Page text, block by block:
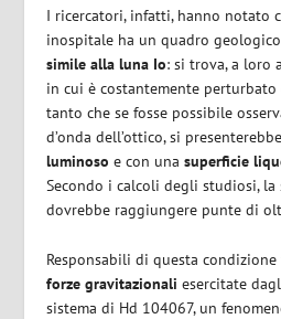
I ricercatori, infatti, hanno notato
inospitale ha un quadro
simile alla luna Io: si trova, a loro
in cui è costantemente perturbato
tanto che se fosse possibile
d’onda dell’ottico, si
luminoso e con unasuperficie
Secondo i calcoli degli studiosi, la
dovrebbe raggiungere punte di
Responsabili di questa
forze gravitazionali esercitate
sistema di Hd 104067, un